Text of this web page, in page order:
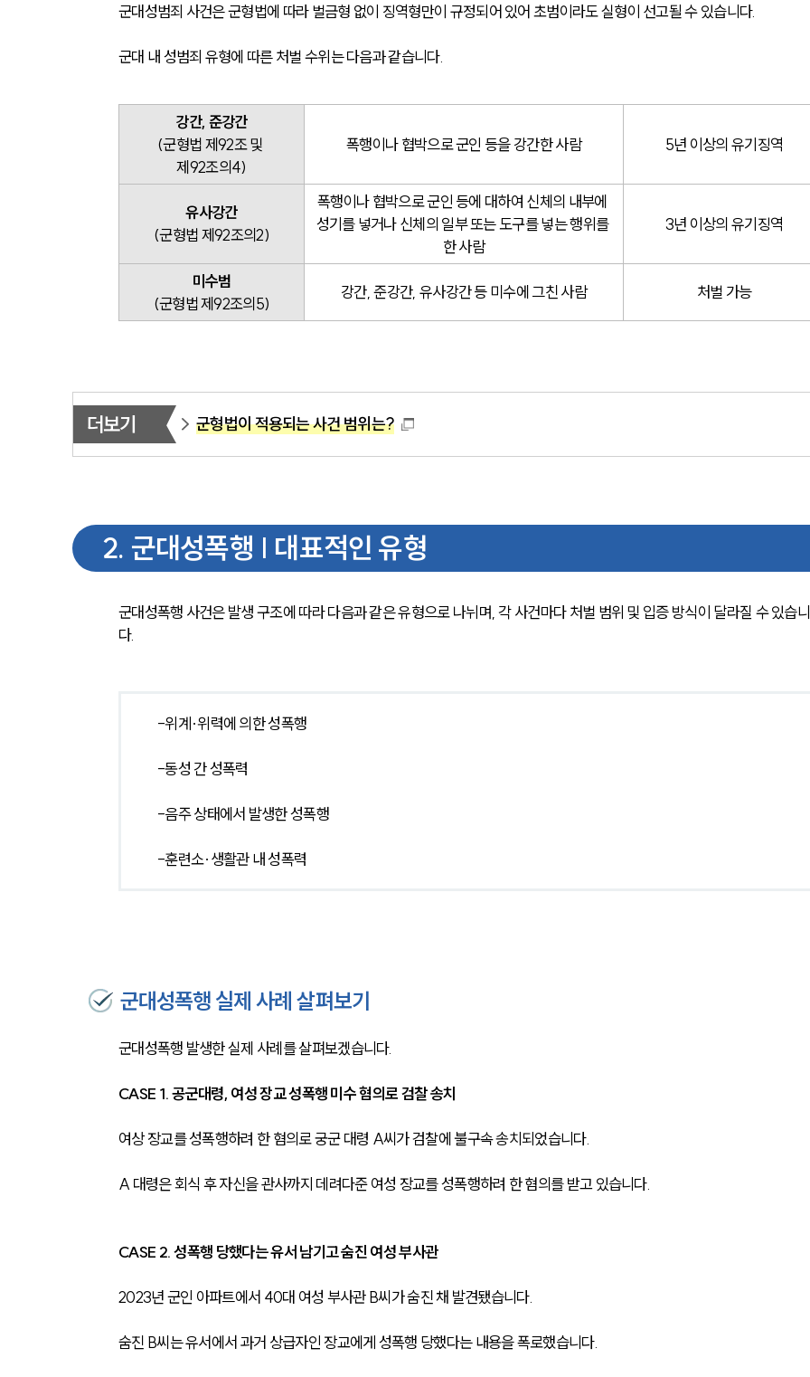
군대성범죄 사건은 군형법에 따라 벌금형 없이 징역형만이 규정되어 있어 초범이라도 실형이 선고될 수 있습니다.
군대 내 성범죄 유형에 따른 처벌 수위는 다음과 같습니다.
강간, 준강간
(군형법 제92조 및
제92조의4)
폭행이나 협박으로 군인 등을 강간한 사람 5년 이상의 유기징역
유사강간
(군형법 제92조의2)
폭행이나 협박으로 군인 등에 대하여 신체의 내부에
성기를 넣거나 신체의 일부 또는 도구를 넣는 행위를
한 사람
3년 이상의 유기징역
미수범
(군형법 제92조의5)
강간, 준강간, 유사강간 등 미수에 그친 사람 처벌 가능
더보기 군형법이 적용되는 사건 범위는?
2. 군대성폭행 | 대표적인 유형
군대성폭행 사건은 발생 구조에 따라 다음과 같은 유형으로 나뉘며, 각 사건마다 처벌 범위 및 입증 방식이 달라질 수 있습니
다.
-위계·위력에 의한 성폭행
-동성 간 성폭력
-음주 상태에서 발생한 성폭행
-훈련소∙생활관 내 성폭력
군대성폭행 실제 사례 살펴보기
군대성폭행 발생한 실제 사례를 살펴보겠습니다.
CASE 1. 공군대령, 여성 장교 성폭행 미수 혐의로 검찰 송치
여상 장교를 성폭행하려 한 혐의로 궁군 대령 A씨가 검찰에 불구속 송치되었습니다.
A 대령은 회식 후 자신을 관사까지 데려다준 여성 장교를 성폭행하려 한 혐의를 받고 있습니다.
CASE 2. 성폭행 당했다는 유서 남기고 숨진 여성 부사관
2023년 군인 아파트에서 40대 여성 부사관 B씨가 숨진 채 발견됐습니다.
숨진 B씨는 유서에서 과거 상급자인 장교에게 성폭행 당했다는 내용을 폭로했습니다.